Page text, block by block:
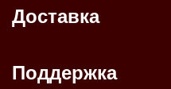
Доставка
Поддержка